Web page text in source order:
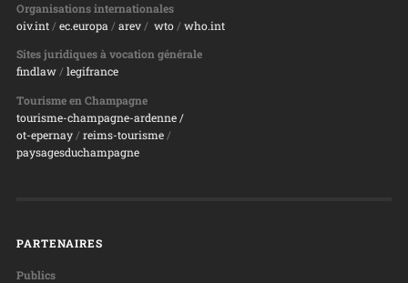
Organisations internationales
oiv.int/ ec.europa/ arev/ wto/ who.int
Sites juridiques à vocation générale
findlaw/ legifrance
Tourisme en Champagne
tourisme-champagne-ardenne /
ot-epernay/ reims-tourisme/
paysagesduchampagne
PARTENAIRES
Publics